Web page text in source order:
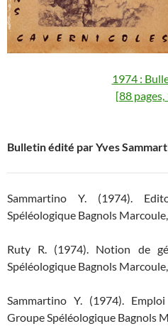
1974 :
[88
Bulletin édité par Yves
Sammartino Y. (1974).
Spéléologique Bagnols
Ruty R. (1974). Notion de
Spéléologique Bagnols
Sammartino Y. (1974).
Groupe Spéléologique Bagnols